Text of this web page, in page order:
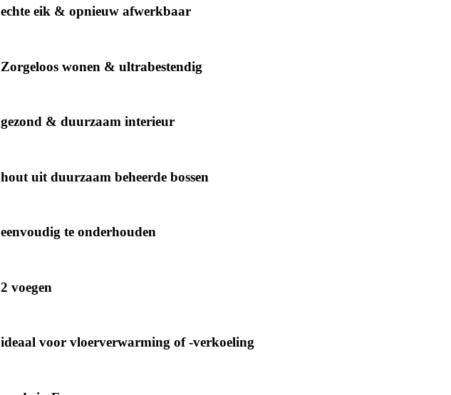
echte eik & opnieuw afwerkbaar
Zorgeloos wonen & ultrabestendig
gezond & duurzaam interieur
hout uit duurzaam beheerde bossen
eenvoudig te onderhouden
2 voegen
ideaal voor vloerverwarming of -verkoeling